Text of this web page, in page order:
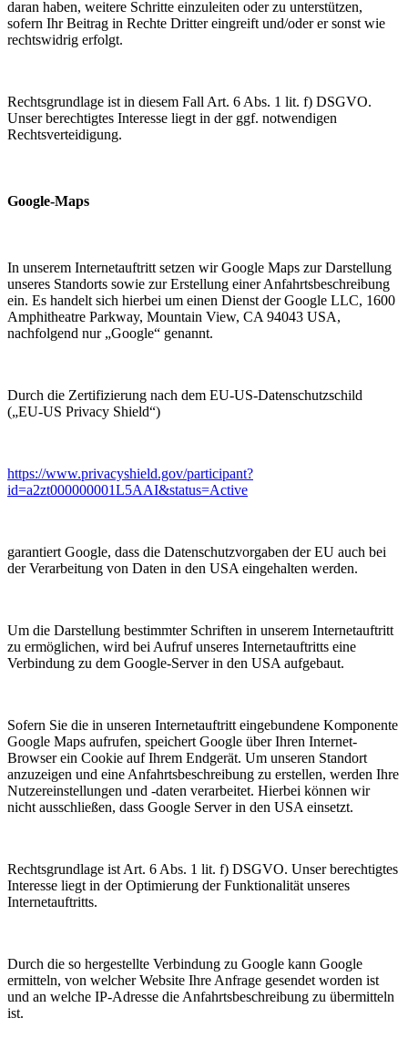
daran haben, weitere Schritte einzuleiten oder zu unterstützen,
sofern Ihr Beitrag in Rechte Dritter eingreift und/oder er sonst wie
rechtswidrig erfolgt.
Rechtsgrundlage ist in diesem Fall Art. 6 Abs. 1 lit. f) DSGVO.
Unser berechtigtes Interesse liegt in der ggf. notwendigen
Rechtsverteidigung.
Google-Maps
In unserem Internetauftritt setzen wir Google Maps zur Darstellung
unseres Standorts sowie zur Erstellung einer Anfahrtsbeschreibung
ein. Es handelt sich hierbei um einen Dienst der Google LLC, 1600
Amphitheatre Parkway, Mountain View, CA 94043 USA,
nachfolgend nur „Google“ genannt.
Durch die Zertifizierung nach dem EU-US-Datenschutzschild
(„EU-US Privacy Shield“)
https://www.privacyshield.gov/participant?
id=a2zt000000001L5AAI&status=Active
garantiert Google, dass die Datenschutzvorgaben der EU auch bei
der Verarbeitung von Daten in den USA eingehalten werden.
Um die Darstellung bestimmter Schriften in unserem Internetauftritt
zu ermöglichen, wird bei Aufruf unseres Internetauftritts eine
Verbindung zu dem Google-Server in den USA aufgebaut.
Sofern Sie die in unseren Internetauftritt eingebundene Komponente
Google Maps aufrufen, speichert Google über Ihren Internet-
Browser ein Cookie auf Ihrem Endgerät. Um unseren Standort
anzuzeigen und eine Anfahrtsbeschreibung zu erstellen, werden Ihre
Nutzereinstellungen und -daten verarbeitet. Hierbei können wir
nicht ausschließen, dass Google Server in den USA einsetzt.
Rechtsgrundlage ist Art. 6 Abs. 1 lit. f) DSGVO. Unser berechtigtes
Interesse liegt in der Optimierung der Funktionalität unseres
Internetauftritts.
Durch die so hergestellte Verbindung zu Google kann Google
ermitteln, von welcher Website Ihre Anfrage gesendet worden ist
und an welche IP-Adresse die Anfahrtsbeschreibung zu übermitteln
ist.